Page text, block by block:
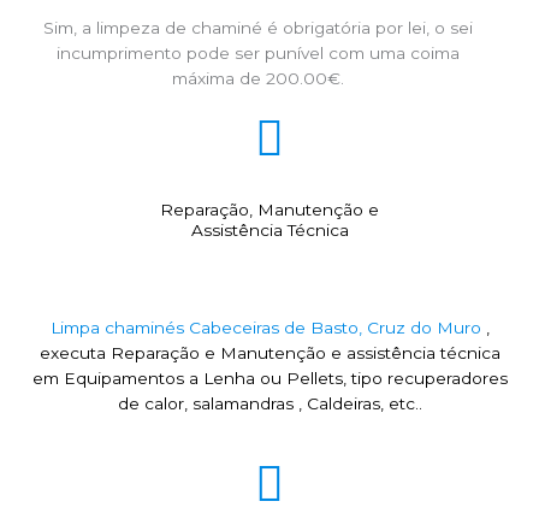
Sim, a limpeza de chaminé é obrigatória por lei, o sei
incumprimento pode ser punível com uma coima
máxima de 200.00€.
Reparação, Manutenção e
Assistência Técnica
Limpa chaminés Cabeceiras de Basto, Cruz do Muro ,
executa Reparação e Manutenção e assistência técnica
em Equipamentos a Lenha ou Pellets, tipo recuperadores
de calor, salamandras , Caldeiras, etc..